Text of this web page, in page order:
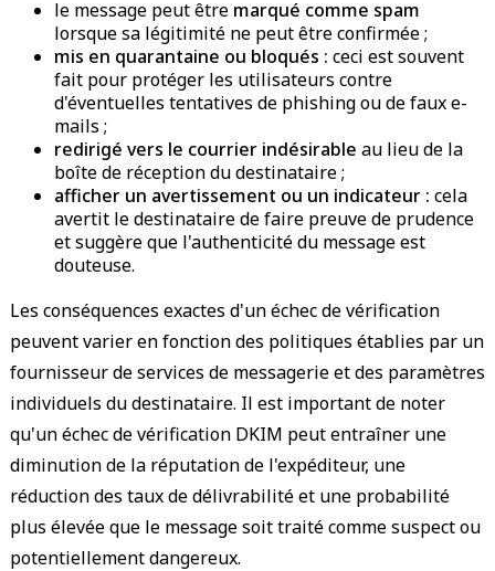
le message peut être marqué comme spam
lorsque sa légitimité ne peut être confirmée ;
mis en quarantaine ou bloqués : ceci est souvent
fait pour protéger les utilisateurs contre
d'éventuelles tentatives de phishing ou de faux e-
mails ;
redirigé vers le courrier indésirable au lieu de la
boîte de réception du destinataire ;
afficher un avertissement ou un indicateur : cela
avertit le destinataire de faire preuve de prudence
et suggère que l'authenticité du message est
douteuse.
Les conséquences exactes d'un échec de vérification
peuvent varier en fonction des politiques établies par un
fournisseur de services de messagerie et des paramètres
individuels du destinataire. Il est important de noter
qu'un échec de vérification DKIM peut entraîner une
diminution de la réputation de l'expéditeur, une
réduction des taux de délivrabilité et une probabilité
plus élevée que le message soit traité comme suspect ou
potentiellement dangereux.